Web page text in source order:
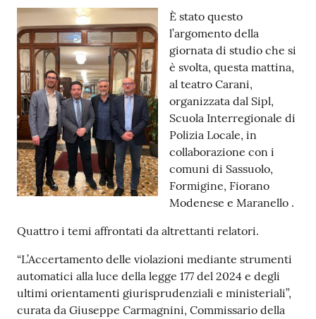
e
t
e
o
Tutti
gli
argomenti...
Seguici
Contenuto
È stato questo
l’argomento della
giornata di studio che si
è svolta, questa mattina,
al teatro Carani,
organizzata dal Sipl,
Scuola Interregionale di
Polizia Locale, in
collaborazione con i
comuni di Sassuolo,
Formigine, Fiorano
Modenese e Maranello .
Quattro i temi affrontati da altrettanti relatori.
“L’Accertamento delle violazioni mediante strumenti
automatici alla luce della legge 177 del 2024 e degli
ultimi orientamenti giurisprudenziali e ministeriali”,
curata da Giuseppe Carmagnini, Commissario della